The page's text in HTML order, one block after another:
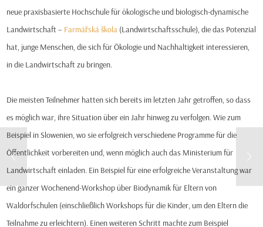
neue praxisbasierte Hochschule für ökologische und biologisch-dynamische
Landwirtschaft – Farmářská škola (Landwirtschaftsschule), die das Potenzial
hat, junge Menschen, die sich für Ökologie und Nachhaltigkeit interessieren,
in die Landwirtschaft zu bringen.
Die meisten Teilnehmer hatten sich bereits im letzten Jahr getroffen, so dass
es möglich war, ihre Situation über ein Jahr hinweg zu verfolgen. Wie zum
Beispiel in Slowenien, wo sie erfolgreich verschiedene Programme für die
Öffentlichkeit vorbereiten und, wenn möglich auch das Ministerium für
Landwirtschaft einladen. Ein Beispiel für eine erfolgreiche Veranstaltung war
ein ganzer Wochenend-Workshop über Biodynamik für Eltern von
Waldorfschulen (einschließlich Workshops für die Kinder, um den Eltern die
Teilnahme zu erleichtern). Einen weiteren Schritt machte zum Beispiel